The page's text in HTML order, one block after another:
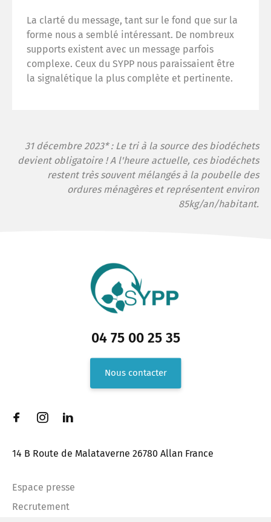
La clarté du message, tant sur le fond que sur la
forme nous a semblé intéressant. De nombreux
supports existent avec un message parfois
complexe. Ceux du SYPP nous paraissaient être
la signalétique la plus complète et pertinente.
31 décembre 2023* : Le tri à la source des biodéchets
devient obligatoire ! A l'heure actuelle, ces biodéchets
restent très souvent mélangés à la poubelle des
ordures ménagères et représentent environ
85kg/an/habitant.
04 75 00 25 35
Nous contacter
14 B Route de Malataverne 26780 Allan France
Espace presse
Recrutement